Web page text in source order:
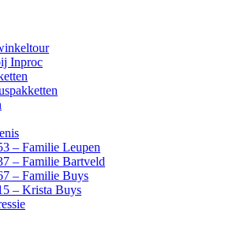
Inproc
– Familie Leupen
– Familie Bartveld
– Familie Buys
– Krista Buys